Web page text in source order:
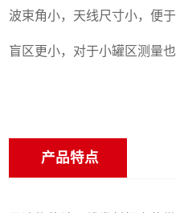
波束角小，天线尺寸小，便
盲区更小，对于小罐区测量
产品特点